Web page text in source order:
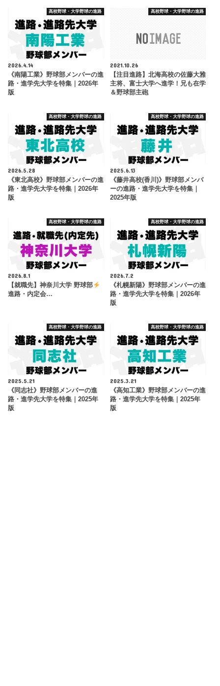
高校野球・大学野球の進路
2026.4.14
《南陽工業》野球部メンバーの進
路・進学先大学を特集｜2026年
版
高校野球・大学野球の進路
2021.10.26
【注目進路】北海高校の佐藤大雅
主将、富士大学へ進学！兄も在学
＆野球部主砲
高校野球・大学野球の進路
2026.5.28
《東北高校》野球部メンバーの進
路・進学先大学を特集｜2026年
版
高校野球・大学野球の進路
2025.6.13
《藤井高校(香川)》野球部メンバ
ーの進路・進学先大学を特集｜
2025年版
高校野球・大学野球の進路
2026.8.1
【就職先】神奈川大学 野球部
進路・内定会…
高校野球・大学野球の進路
2026.7.2
《札幌新陽》野球部メンバーの進
路・進学先大学を特集｜2026年
版
高校野球・大学野球の進路
2025.5.21
《同志社》野球部メンバーの進
路・進学先大学を特集｜2025年
版
高校野球・大学野球の進路
2025.3.21
《高知工業》野球部メンバーの進
路・進学先大学を特集｜2025年
版